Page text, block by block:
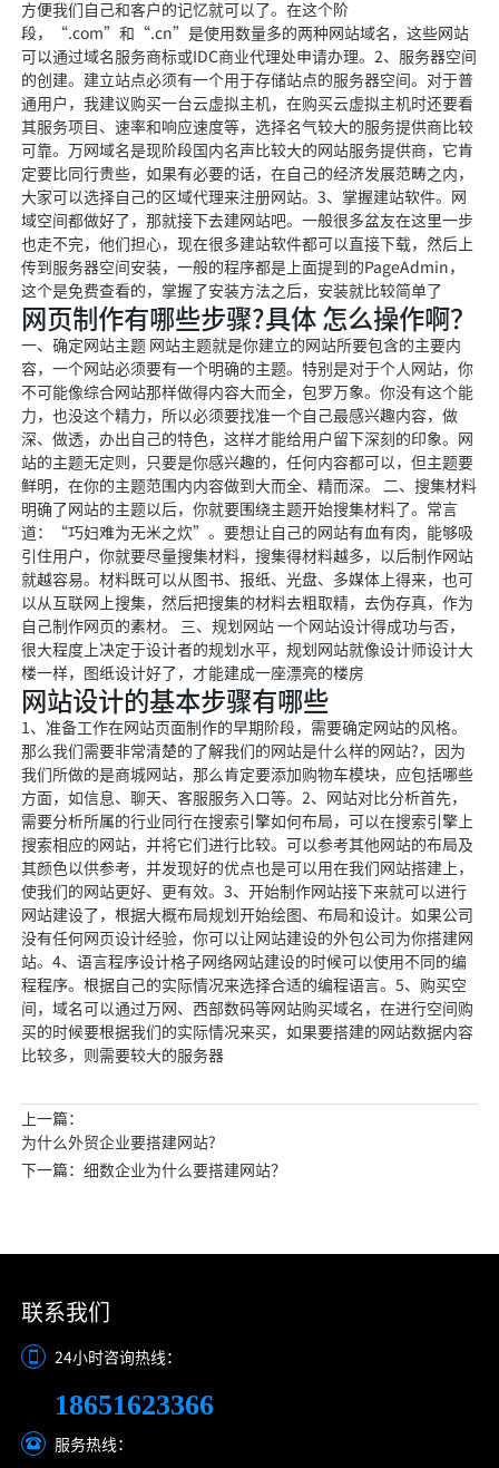
方便我们自己和客户的记忆就可以了。在这个阶
段，“.com”和“.cn”是使用数量多的两种网站域名，这些网站
可以通过域名服务商标或IDC商业代理处申请办理。2、服务器空间
的创建。建立站点必须有一个用于存储站点的服务器空间。对于普
通用户，我建议购买一台云虚拟主机，在购买云虚拟主机时还要看
其服务项目、速率和响应速度等，选择名气较大的服务提供商比较
可靠。万网域名是现阶段国内名声比较大的网站服务提供商，它肯
定要比同行贵些，如果有必要的话，在自己的经济发展范畴之内，
大家可以选择自己的区域代理来注册网站。3、掌握建站软件。网
域空间都做好了，那就接下去建网站吧。一般很多盆友在这里一步
也走不完，他们担心，现在很多建站软件都可以直接下载，然后上
传到服务器空间安装，一般的程序都是上面提到的PageAdmin，
这个是免费查看的，掌握了安装方法之后，安装就比较简单了
网页制作有哪些步骤?具体 怎么操作啊？
一、确定网站主题 网站主题就是你建立的网站所要包含的主要内
容，一个网站必须要有一个明确的主题。特别是对于个人网站，你
不可能像综合网站那样做得内容大而全，包罗万象。你没有这个能
力，也没这个精力，所以必须要找准一个自己最感兴趣内容，做
深、做透，办出自己的特色，这样才能给用户留下深刻的印象。网
站的主题无定则，只要是你感兴趣的，任何内容都可以，但主题要
鲜明，在你的主题范围内内容做到大而全、精而深。 二、搜集材料
明确了网站的主题以后，你就要围绕主题开始搜集材料了。常言
道：“巧妇难为无米之炊”。要想让自己的网站有血有肉，能够吸
引住用户，你就要尽量搜集材料，搜集得材料越多，以后制作网站
就越容易。材料既可以从图书、报纸、光盘、多媒体上得来，也可
以从互联网上搜集，然后把搜集的材料去粗取精，去伪存真，作为
自己制作网页的素材。 三、规划网站 一个网站设计得成功与否，
很大程度上决定于设计者的规划水平，规划网站就像设计师设计大
楼一样，图纸设计好了，才能建成一座漂亮的楼房
网站设计的基本步骤有哪些
1、准备工作在网站页面制作的早期阶段，需要确定网站的风格。
那么我们需要非常清楚的了解我们的网站是什么样的网站?，因为
我们所做的是商城网站，那么肯定要添加购物车模块，应包括哪些
方面，如信息、聊天、客服服务入口等。2、网站对比分析首先，
需要分析所属的行业同行在搜索引擎如何布局，可以在搜索引擎上
搜索相应的网站，并将它们进行比较。可以参考其他网站的布局及
其颜色以供参考，并发现好的优点也是可以用在我们网站搭建上，
使我们的网站更好、更有效。3、开始制作网站接下来就可以进行
网站建设了，根据大概布局规划开始绘图、布局和设计。如果公司
没有任何网页设计经验，你可以让网站建设的外包公司为你搭建网
站。4、语言程序设计格子网络网站建设的时候可以使用不同的编
程程序。根据自己的实际情况来选择合适的编程语言。5、购买空
间，域名可以通过万网、西部数码等网站购买域名，在进行空间购
买的时候要根据我们的实际情况来买，如果要搭建的网站数据内容
比较多，则需要较大的服务器
上一篇：
为什么外贸企业要搭建网站?
下一篇：细数企业为什么要搭建网站？
联系我们
24小时咨询热线：
18651623366
服务热线：